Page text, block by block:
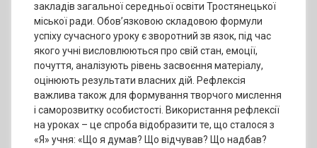
закладів загальної середньої освіти Тростянецької
міської ради. Обов’язковою складовою формули
успіху сучасного уроку є зворотний зв язок, під час
якого учні висловлюються про свій стан, емоції,
почуття, аналізують рівень засвоєння матеріалу,
оцінюють результати власних дій. Рефлексія
важлива також для формування творчого мислення
і саморозвитку особистості. Використання рефлексії
на уроках – це спроба відобразити те, що сталося з
«Я» учня: «Що я думав? Що відчував? Що надбав?